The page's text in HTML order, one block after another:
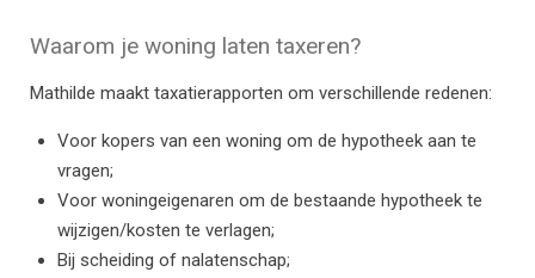
Waarom je woning laten taxeren?
Mathilde maakt taxatierapporten om verschillende redenen:
Voor kopers van een woning om de hypotheek aan te
vragen;
Voor woningeigenaren om de bestaande hypotheek te
wijzigen/kosten te verlagen;
Bij scheiding of nalatenschap;